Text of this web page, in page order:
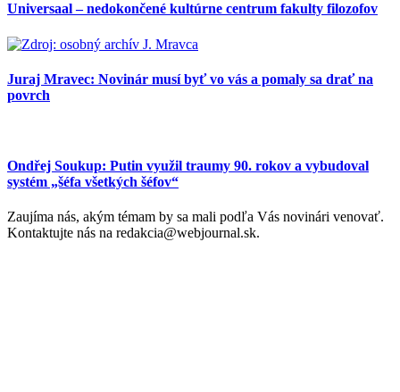
Universaal – nedokončené kultúrne centrum fakulty filozofov
Juraj Mravec: Novinár musí byť vo vás a pomaly sa drať na
povrch
Ondřej Soukup: Putin využil traumy 90. rokov a vybudoval
systém „šéfa všetkých šéfov“
Zaujíma nás, akým témam by sa mali podľa Vás novinári venovať.
Kontaktujte nás na redakcia@webjournal.sk.